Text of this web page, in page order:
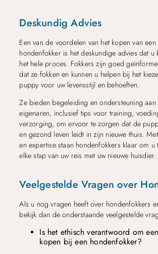
Deskundig Advies
Een van de voordelen van het kopen van
hondenfokker is het deskundige advies dat
het hele proces. Fokkers zijn goed
dat ze fokken en kunnen u helpen bij het
puppy voor uw levensstijl en behoeften.
Ze bieden begeleiding en ondersteuning aan
eigenaren, inclusief tips voor training,
verzorging, om ervoor te zorgen dat de
en gezond leven leidt in zijn nieuwe thuis.
en expertise staan hondenfokkers klaar om u
elke stap van uw reis met uw nieuwe huisdier.
Veelgestelde Vragen over
Als u nog vragen heeft over hondenfokkers
bekijk dan de onderstaande veelgestelde
Is het ethisch verantwoord om
kopen bij een hondenfokker?